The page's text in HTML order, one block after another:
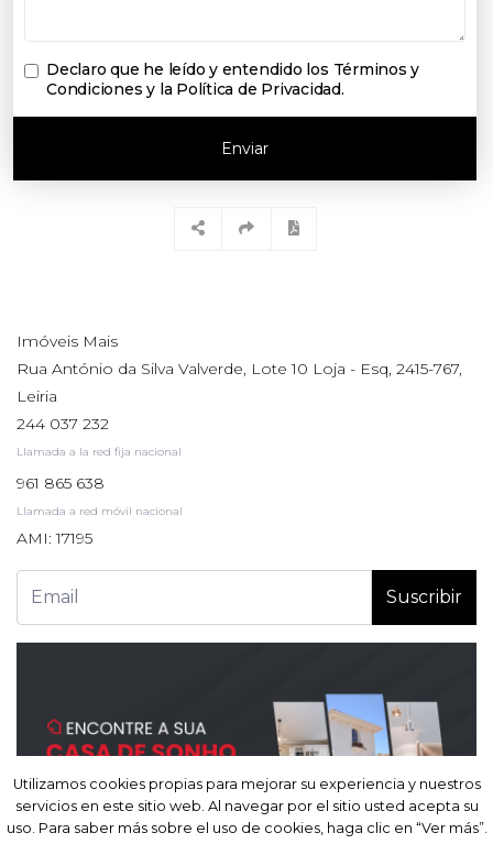
Utilizamos cookies propias para mejorar su experiencia y nuestros
servicios en este sitio web. Al navegar por el sitio usted acepta su
uso. Para saber más sobre el uso de cookies, haga clic en “Ver más”.
Declaro que he leído y entendido los Términos y
Condiciones y la Política de Privacidad.
Enviar
Imóveis Mais
Rua António da Silva Valverde, Lote 10 Loja - Esq, 2415-767,
Leiria
244 037 232
Llamada a la red fija nacional
961 865 638
Llamada a red móvil nacional
AMI: 17195
Suscribir
Utilizamos cookies propias para mejorar su experiencia y nuestros
servicios en este sitio web. Al navegar por el sitio usted acepta su
uso. Para saber más sobre el uso de cookies, haga clic en “Ver más”.